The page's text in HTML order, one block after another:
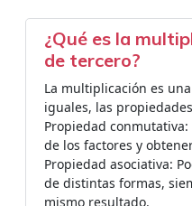
¿Qué es la
de tercero?
La multiplicación es
iguales, las
Propiedad
de los factores y
Propiedad asociativa:
de distintas formas,
mismo resultado.